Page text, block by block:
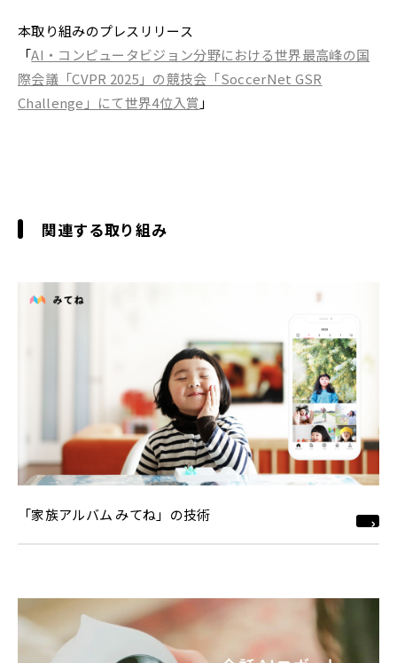
本取り組みのプレスリリース
「AI・コンピュータビジョン分野における世界最高峰の国
際会議「CVPR 2025」の競技会「SoccerNet GSR
Challenge」にて世界4位入賞 」
関連する取り組み
「家族アルバム みてね」の技術